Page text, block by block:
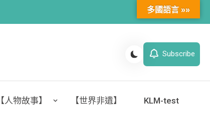
Subscribe
【人物故事】 【世界非遺】 KLM-test
多國語言 »»